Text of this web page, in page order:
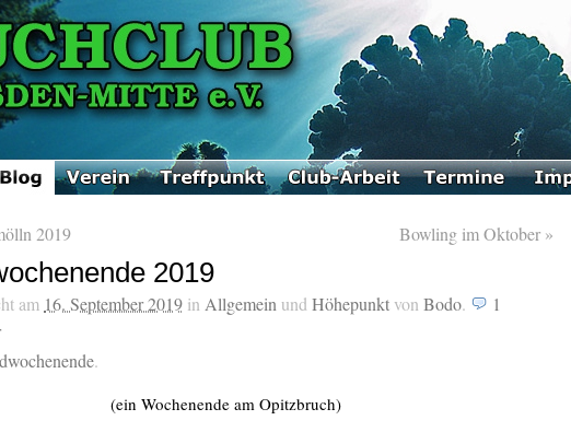
2019 Bowling im Oktober »
2019
am 16. September 2019 in Allgemein und Höhepunkt von Bodo.
1
.
(ein Wochenende am Opitzbruch)